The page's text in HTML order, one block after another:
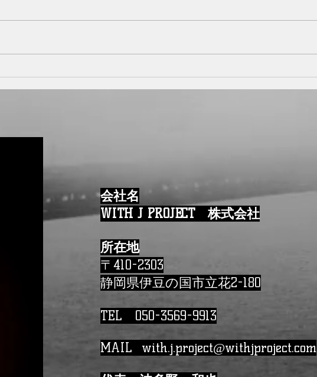
会社名
WITH J PROJECT 株式会社
所在地
〒410-2303
静岡県伊豆の国市立花2-180
TEL 050-3569-9913
MAIL with.j.project@withjproject.com